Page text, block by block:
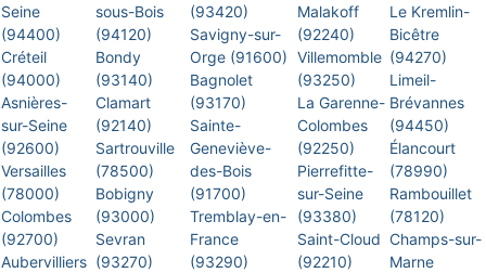
Seine
(94400)
Créteil
(94000)
Asnières-
sur-Seine
(92600)
Versailles
(78000)
Colombes
(92700)
Aubervilliers
sous-Bois
(94120)
Bondy
(93140)
Clamart
(92140)
Sartrouville
(78500)
Bobigny
(93000)
Sevran
(93270)
(93420)
Savigny-sur-
Orge (91600)
Bagnolet
(93170)
Sainte-
Geneviève-
des-Bois
(91700)
Tremblay-en-
France
(93290)
Malakoff
(92240)
Villemomble
(93250)
La Garenne-
Colombes
(92250)
Pierrefitte-
sur-Seine
(93380)
Saint-Cloud
(92210)
Le Kremlin-
Bicêtre
(94270)
Limeil-
Brévannes
(94450)
Élancourt
(78990)
Rambouillet
(78120)
Champs-sur-
Marne